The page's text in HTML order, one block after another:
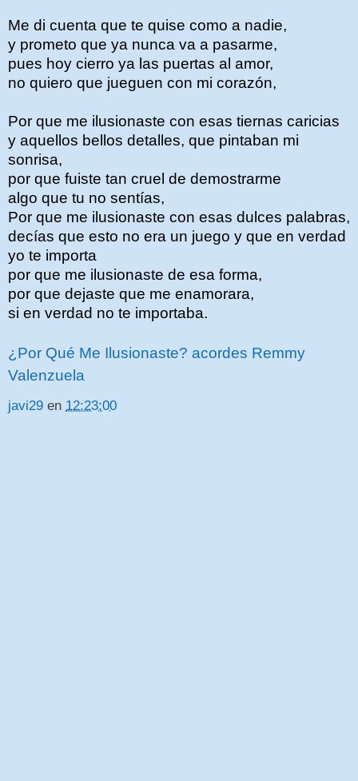
Me di cuenta que te quise como a nadie,
y prometo que ya nunca va a pasarme,
pues hoy cierro ya las puertas al amor,
no quiero que jueguen con mi corazón,
Por que me ilusionaste con esas tiernas caricias
y aquellos bellos detalles, que pintaban mi
sonrisa,
por que fuiste tan cruel de demostrarme
algo que tu no sentías,
Por que me ilusionaste con esas dulces palabras,
decías que esto no era un juego y que en verdad
yo te importa
por que me ilusionaste de esa forma,
por que dejaste que me enamorara,
si en verdad no te importaba.
¿Por Qué Me Ilusionaste? acordes Remmy
Valenzuela
javi29 en 12:23:00